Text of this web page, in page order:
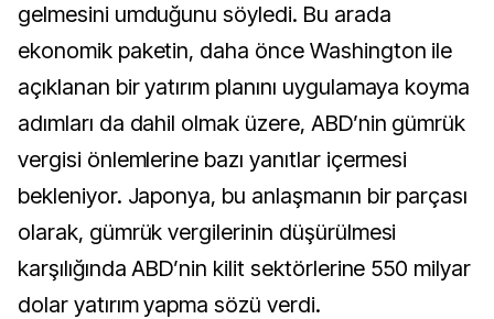
gelmesini umduğunu söyledi. Bu arada
ekonomik paketin, daha önce Washington ile
açıklanan bir yatırım planını uygulamaya koyma
adımları da dahil olmak üzere, ABD’nin gümrük
vergisi önlemlerine bazı yanıtlar içermesi
bekleniyor. Japonya, bu anlaşmanın bir parçası
olarak, gümrük vergilerinin düşürülmesi
karşılığında ABD’nin kilit sektörlerine 550 milyar
dolar yatırım yapma sözü verdi.